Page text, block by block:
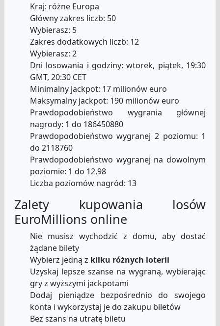
Kraj: różne Europa
Główny zakres liczb: 50
Wybierasz: 5
Zakres dodatkowych liczb: 12
Wybierasz: 2
Dni losowania i godziny: wtorek, piątek, 19:30
GMT, 20:30 CET
Minimalny jackpot: 17 milionów euro
Maksymalny jackpot: 190 milionów euro
Prawdopodobieństwo wygrania głównej
nagrody: 1 do 186450880
Prawdopodobieństwo wygranej 2 poziomu: 1
do 2118760
Prawdopodobieństwo wygranej na dowolnym
poziomie: 1 do 12,98
Liczba poziomów nagród: 13
Zalety kupowania losów
EuroMillions online
Nie musisz wychodzić z domu, aby dostać
żądane bilety
Wybierz jedną z kilku różnych loterii
Uzyskaj lepsze szanse na wygraną, wybierając
gry z wyższymi jackpotami
Dodaj pieniądze bezpośrednio do swojego
konta i wykorzystaj je do zakupu biletów
Bez szans na utratę biletu